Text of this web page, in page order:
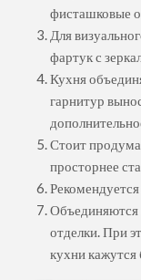
фисташковые
Для
фартук с
Кухня
гарнитур
Стоит
просторнее
Объединяются
отделки. При
кухни